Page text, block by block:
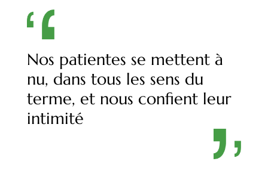
Nos patientes se mettent à
nu, dans tous les sens du
terme, et nous confient leur
intimité